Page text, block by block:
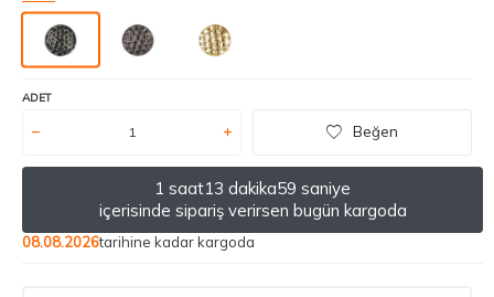
ADET
Beğen
1 saat13 dakika59 saniye
içerisinde sipariş verirsen bugün kargoda
08.08.2026tarihine kadar kargoda